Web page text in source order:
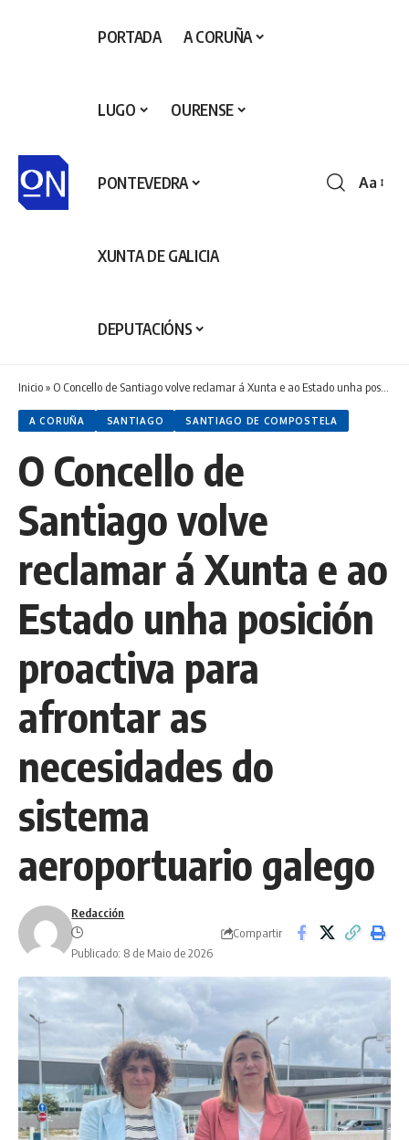
PORTADA A CORUÑA
LUGO OURENSE
PONTEVEDRA
XUNTA DE GALICIA
DEPUTACIÓNS
Aa
Inicio» O Concello de Santiago volve reclamar á Xunta e ao Estado unha posición proactiva para afrontar as necesidades do sistema aeroportuario galego
A CORUÑA SANTIAGO SANTIAGO DE COMPOSTELA
O Concello de
Santiago volve
reclamar á Xunta e ao
Estado unha posición
proactiva para
afrontar as
necesidades do
sistema
aeroportuario galego
Redacción
Publicado: 8 de Maio de 2026
Compartir